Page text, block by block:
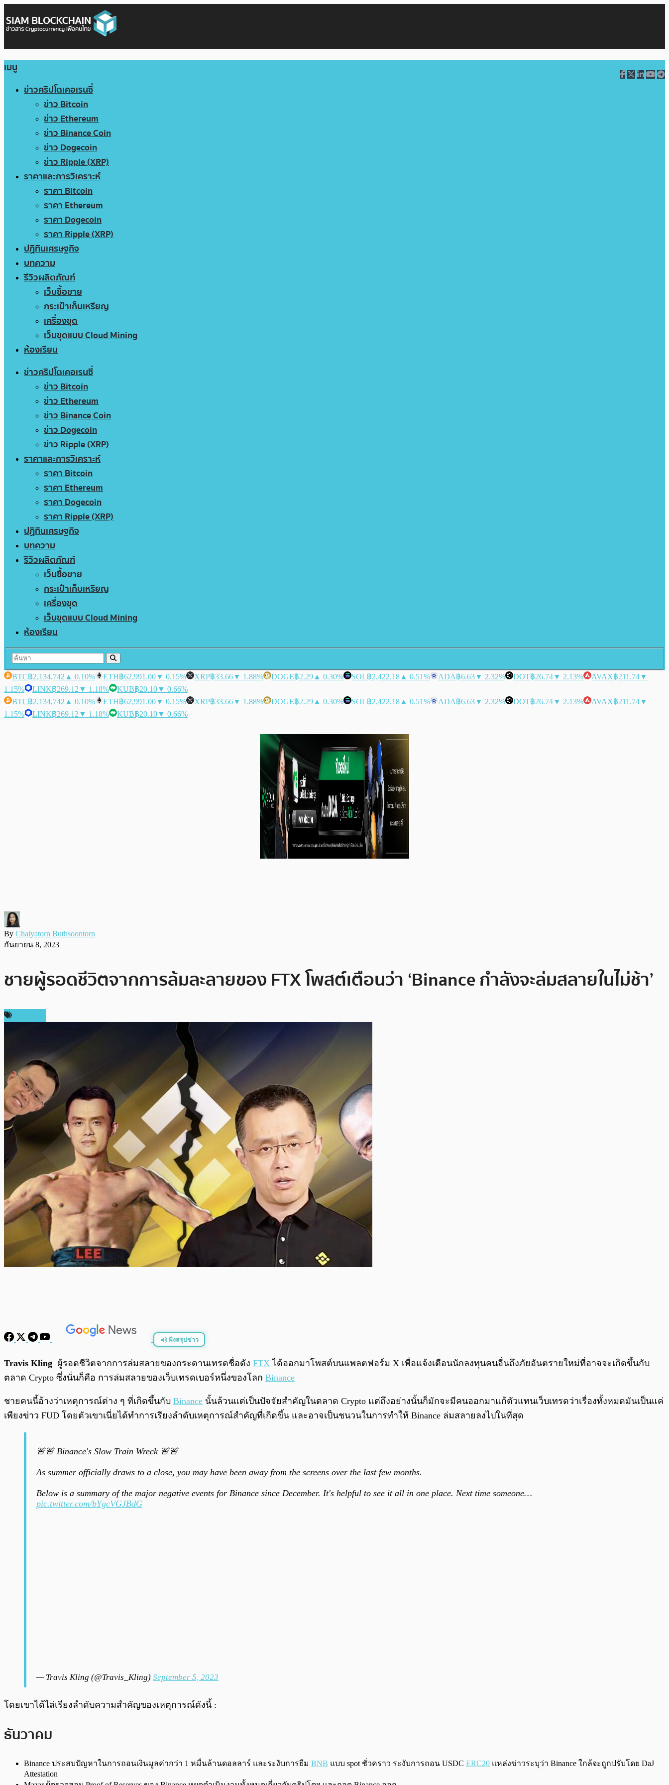
เมนู
ข่าวคริปโตเคอเรนซี่
ข่าว Bitcoin
ข่าว Ethereum
ข่าว Binance Coin
ข่าว Dogecoin
ข่าว Ripple (XRP)
ราคาและการวิเคราะห์
ราคา Bitcoin
ราคา Ethereum
ราคา Dogecoin
ราคา Ripple (XRP)
ปฏิทินเศรษฐกิจ
บทความ
รีวิวผลิตภัณฑ์
เว็บซื้อขาย
กระเป๋าเก็บเหรียญ
เครื่องขุด
เว็บขุดแบบ Cloud Mining
ห้องเรียน
ข่าวคริปโตเคอเรนซี่
ข่าว Bitcoin
ข่าว Ethereum
ข่าว Binance Coin
ข่าว Dogecoin
ข่าว Ripple (XRP)
ราคาและการวิเคราะห์
ราคา Bitcoin
ราคา Ethereum
ราคา Dogecoin
ราคา Ripple (XRP)
ปฏิทินเศรษฐกิจ
บทความ
รีวิวผลิตภัณฑ์
เว็บซื้อขาย
กระเป๋าเก็บเหรียญ
เครื่องขุด
เว็บขุดแบบ Cloud Mining
ห้องเรียน
BTC฿2,134,742 ▲ 0.10% ETH฿62,991.00▼ 0.15% XRP฿33.66▼ 1.88% DOGE฿2.29 ▲ 0.30% SOL฿2,422.18 ▲ 0.51% ADA฿6.63▼ 2.32% DOT฿26.74▼ 2.13% AVAX฿211.74▼
1.15%
LINK฿269.12 ▼ 1.18% KUB฿20.10▼ 0.66%
BTC฿2,134,742 ▲ 0.10% ETH฿62,991.00▼ 0.15% XRP฿33.66▼ 1.88% DOGE฿2.29 ▲ 0.30% SOL฿2,422.18 ▲ 0.51% ADA฿6.63▼ 2.32% DOT฿26.74▼ 2.13% AVAX฿211.74▼
1.15%
LINK฿269.12 ▼ 1.18% KUB฿20.10▼ 0.66%
By Chaiyatorn Buthsoontorn
กันยายน 8, 2023
ชายผู้รอดชีวิตจากการล้มละลายของ FTX โพสต์เตือนว่า ‘Binance กำลังจะล่มสลายในไม่ช้า’
ฟังสรุปข่าว
พร้อมเล่น /0:00
Travis Kling ผู้รอดชีวิตจากการล่มสลายของกระดานเทรดชื่อดัง FTX ได้ออกมาโพสต์บนแพลตฟอร์ม X เพื่อแจ้งเตือนนักลงทุนคนอื่นถึงภัยอันตรายใหม่ที่อาจจะเกิดขึ้นกับ
ตลาด Crypto ซึ่งนั่นก็คือ การล่มสลายของเว็บเทรดเบอร์หนึ่งของโลก Binance
ชายคนนี้อ้างว่าเหตุการณ์ต่าง ๆ ที่เกิดขึ้นกับ Binance นั้นล้วนแต่เป็นปัจจัยสำคัญในตลาด Crypto แต่ถึงอย่างนั้นก็มักจะมีคนออกมาแก้ตัวแทนเว็บเทรดว่าเรื่องทั้งหมดมันเป็นแค่
เพียงข่าว FUD โดยตัวเขาเนี่ยได้ทำการเรียงลำดับเหตุการณ์สำคัญที่เกิดขึ้น และอาจเป็นชนวนในการทำให้ Binance ล่มสลายลงไปในที่สุด
🚨🚨 Binance's Slow Train Wreck 🚨🚨
As summer officially draws to a close, you may have been away from the screens over the last few months.
Below is a summary of the major negative events for Binance since December. It's helpful to see it all in one place. Next time someone…
pic.twitter.com/bYgcVGJBdG
— Travis Kling (@Travis_Kling) September 5, 2023
โดยเขาได้ไล่เรียงลำดับความสำคัญของเหตุการณ์ดังนี้ :
ธันวาคม
Binance ประสบปัญหาในการถอนเงินมูลค่ากว่า 1 หมื่นล้านดอลลาร์ และระงับการยืม BNB แบบ spot ชั่วคราว ระงับการถอน USDC ERC20 แหล่งข่าวระบุว่า Binance ใกล้จะถูกปรับโดย DaJ
Attestation